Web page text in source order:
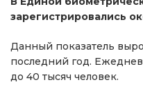
зарегистрировались
Данный показатель
последний год.
до 40 тысяч человек.